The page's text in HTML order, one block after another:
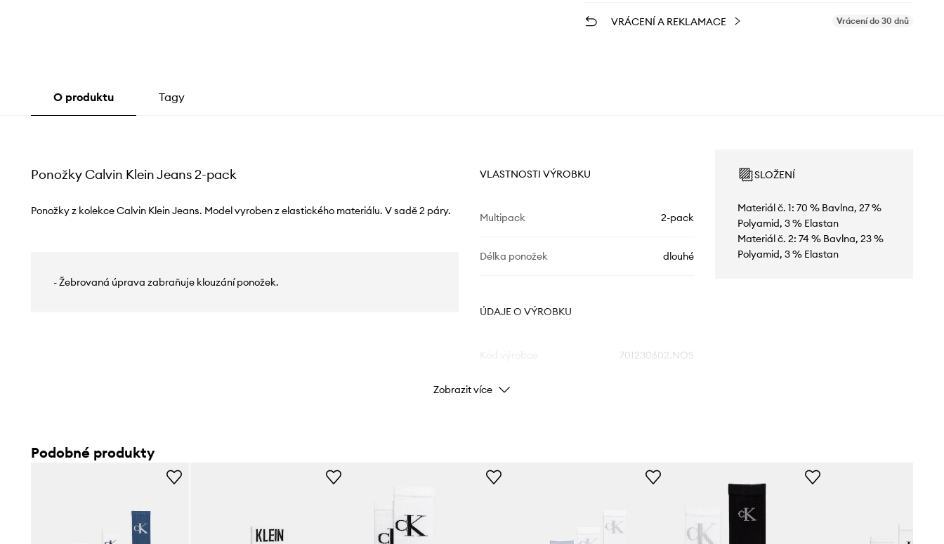
VRÁCENÍ A REKLAMACE Vrácení do 30 dnů
O produktu Tagy
Ponožky Calvin Klein Jeans 2-pack
Ponožky z kolekce Calvin Klein Jeans. Model vyroben z elastického materiálu. V sadě 2 páry.
- Žebrovaná úprava zabraňuje klouzání ponožek.
VLASTNOSTI VÝROBKU
Multipack 2-pack
Délka ponožek dlouhé
ÚDAJE O VÝROBKU
701230602.NOS
Barva
Výrobce
SLOŽENÍ
Materiál č. 1: 70 % Bavlna, 27 %
Polyamid, 3 % Elastan
Materiál č. 2: 74 % Bavlna, 23 %
Polyamid, 3 % Elastan
Zobrazit více
Podobné produkty